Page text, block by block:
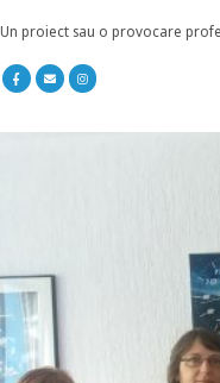
Un proiect sau o provocare